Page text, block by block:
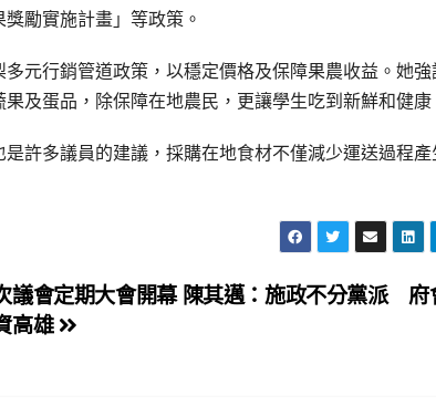
勵實施計畫」等政策。
元行銷管道政策，以穩定價格及保障果農收益。她強
及蛋品，除保障在地農民，更讓學生吃到新鮮和健康
許多議員的建議，採購在地食材不僅減少運送過程產
議會定期大會開幕 陳其邁：施政不分黨派 府
高雄